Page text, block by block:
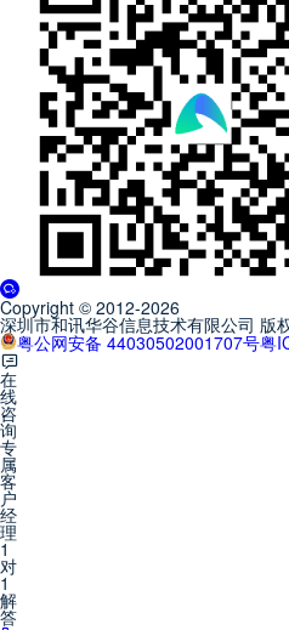
Copyright © 2012-2026
深圳市和讯华谷信息技术有限公司 版
粤公网安备 44030502001707号粤
在
线
咨
询
专
属
客
户
经
理
1
对
1
解
答